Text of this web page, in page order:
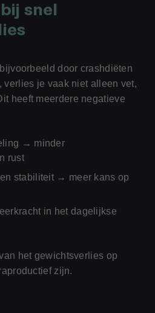
snel
door crashdiëten
verlies je vaak niet alleen vet,
heeft meerdere negatieve
→ minder
rust
stabiliteit → meer kans op
in het dagelijkse
het gewichtsverlies op
zijn.